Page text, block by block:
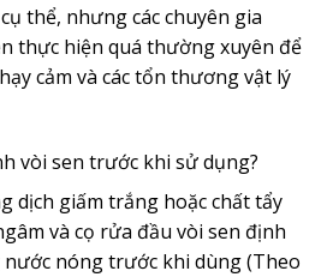
thể, nhưng các chuyên gia
thực hiện quá thường xuyên để
cảm và các tổn thương vật lý
vòi sen trước khi sử dụng?
dịch giấm trắng hoặc chất tẩy
và cọ rửa đầu vòi sen định
nước nóng trước khi dùng (Theo